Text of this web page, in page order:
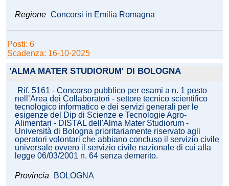
Regione Concorsi in Emilia Romagna
Posti: 6
Scadenza: 16-10-2025
'ALMA MATER STUDIORUM' DI BOLOGNA
Rif. 5161 - Concorso pubblico per esami a n. 1 posto
nell’Area dei Collaboratori - settore tecnico scientifico
tecnologico informatico e dei servizi generali per le
esigenze del Dip di Scienze e Tecnologie Agro-
Alimentari - DISTAL dell'Alma Mater Studiorum -
Università di Bologna prioritariamente riservato agli
operatori volontari che abbiano concluso il servizio civile
universale ovvero il servizio civile nazionale di cui alla
legge 06/03/2001 n. 64 senza demerito.
Provincia BOLOGNA